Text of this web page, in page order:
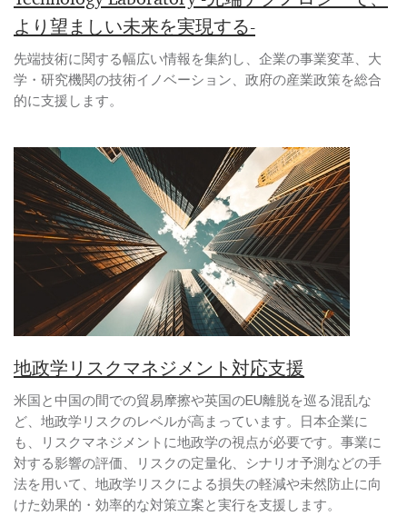
より望ましい未来を実現する-
先端技術に関する幅広い情報を集約し、企業の事業変革、大
学・研究機関の技術イノベーション、政府の産業政策を総合
的に支援します。
地政学リスクマネジメント対応支援
米国と中国の間での貿易摩擦や英国のEU離脱を巡る混乱な
ど、地政学リスクのレベルが高まっています。日本企業に
も、リスクマネジメントに地政学の視点が必要です。事業に
対する影響の評価、リスクの定量化、シナリオ予測などの手
法を用いて、地政学リスクによる損失の軽減や未然防止に向
けた効果的・効率的な対策立案と実行を支援します。